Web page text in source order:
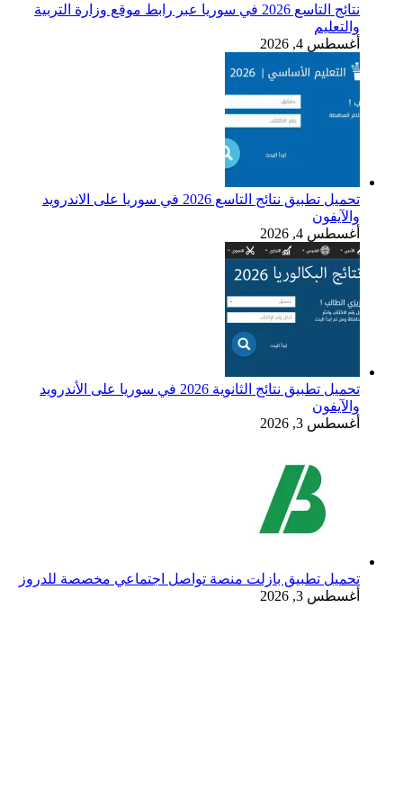
نتائج التاسع 2026 في سوريا عبر رابط موقع وزارة التربية
والتعليم
أغسطس 4, 2026
تحميل تطبيق نتائج التاسع 2026 في سوريا على الاندرويد
والآيفون
أغسطس 4, 2026
تحميل تطبيق نتائج الثانوية 2026 في سوريا على الأندرويد
والآيفون
أغسطس 3, 2026
تحميل تطبيق بازلت منصة تواصل اجتماعي مخصصة للدروز
أغسطس 3, 2026